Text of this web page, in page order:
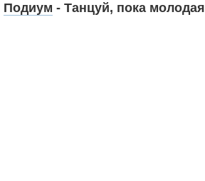
Подиум - Танцуй, пока молодая